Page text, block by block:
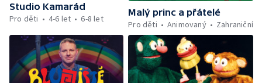
Studio Kamarád
Pro děti
4-6 let 6-8 let
Malý princ a přátelé
Pro děti
Animovaný Zahraniční